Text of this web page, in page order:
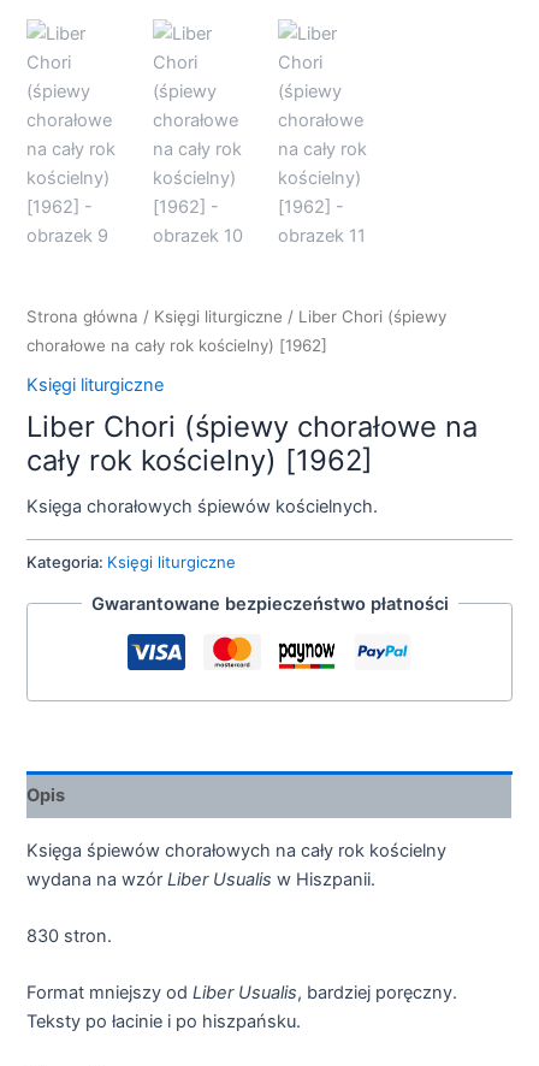
Strona główna / Księgi liturgiczne / Liber Chori (śpiewy
chorałowe na cały rok kościelny) [1962]
Księgi liturgiczne
Liber Chori (śpiewy chorałowe na
cały rok kościelny) [1962]
Księga chorałowych śpiewów kościelnych.
Kategoria: Księgi liturgiczne
Gwarantowane bezpieczeństwo płatności
Opis
Księga śpiewów chorałowych na cały rok kościelny
wydana na wzórLiber Usualis w Hiszpanii.
830 stron.
Format mniejszy odLiber Usualis, bardziej poręczny.
Teksty po łacinie i po hiszpańsku.